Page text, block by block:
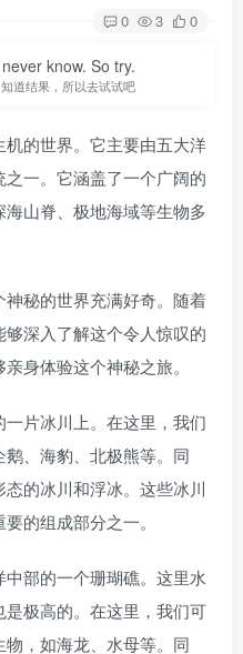
0 3 0
know. So try.
道结果，所以去试试吧
的世界。它主要由五大洋
一。它涵盖了一个广阔的
山脊、极地海域等生物多
秘的世界充满好奇。随着
深入了解这个令人惊叹的
身体验这个神秘之旅。
片冰川上。在这里，我们
、海豹、北极熊等。同
的冰川和浮冰。这些冰川
的组成部分之一。
部的一个珊瑚礁。这里水
极高的。在这里，我们可
，如海龙、水母等。同